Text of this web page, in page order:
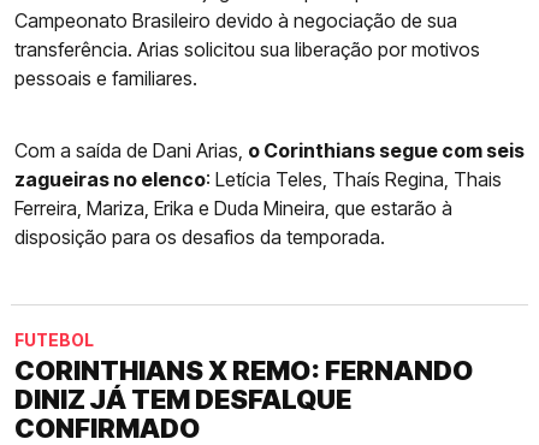
Campeonato Brasileiro devido à negociação de sua
transferência. Arias solicitou sua liberação por motivos
pessoais e familiares.
Com a saída de Dani Arias, o Corinthians segue com seis
zagueiras no elenco: Letícia Teles, Thaís Regina, Thais
Ferreira, Mariza, Erika e Duda Mineira, que estarão à
disposição para os desafios da temporada.
FUTEBOL
CORINTHIANS X REMO: FERNANDO
DINIZ JÁ TEM DESFALQUE
CONFIRMADO